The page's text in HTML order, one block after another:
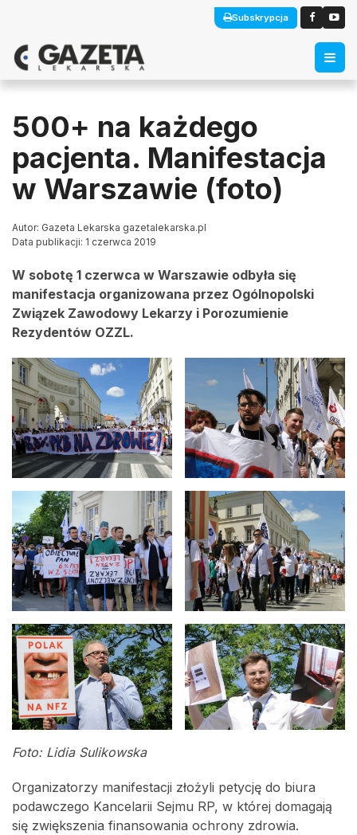
Subskrypcja
500+ na każdego
pacjenta. Manifestacja
w Warszawie (foto)
Autor: Gazeta Lekarska gazetalekarska.pl
Data publikacji: 1 czerwca 2019
W sobotę 1 czerwca w Warszawie odbyła się
manifestacja organizowana przez Ogólnopolski
Związek Zawodowy Lekarzy i Porozumienie
Rezydentów OZZL.
Foto: Lidia Sulikowska
Organizatorzy manifestacji złożyli petycję do biura
podawczego Kancelarii Sejmu RP, w której domagają
się zwiększenia finansowania ochrony zdrowia.